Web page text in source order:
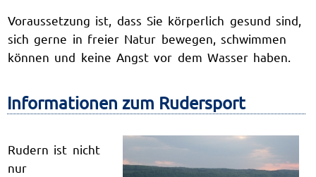
Voraussetzung ist, dass Sie körperlich gesund sind,
sich gerne in freier Natur bewegen, schwimmen
können und keine Angst vor dem Wasser haben.
Informationen zum Rudersport
Rudern ist nicht
nur